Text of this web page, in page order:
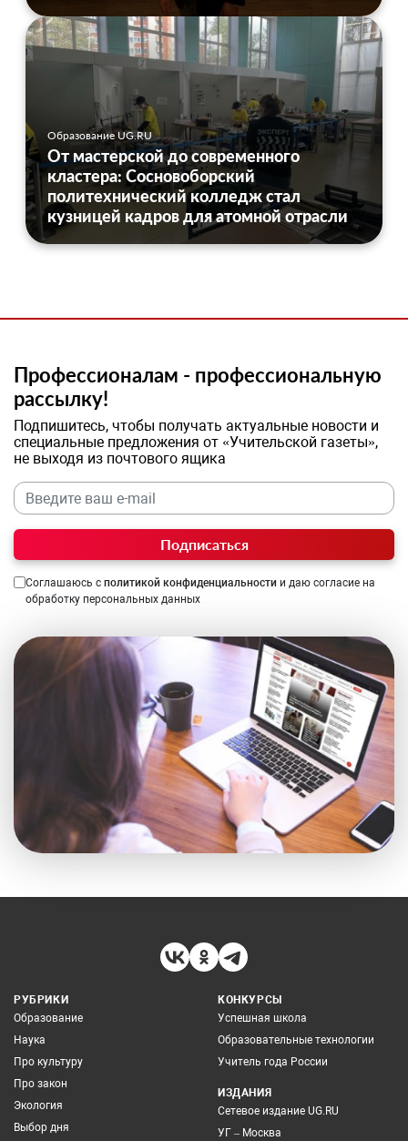
Образование UG.RU
От мастерской до современного
кластера: Сосновоборский
политехнический колледж стал
кузницей кадров для атомной отрасли
Профессионалам - профессиональную
рассылку!
Подпишитесь, чтобы получать актуальные новости и
специальные предложения от «Учительской газеты»,
не выходя из почтового ящика
Подписаться
Соглашаюсь с политикой конфиденциальности и даю согласие на
обработку персональных данных
РУБРИКИ
Образование
Наука
Про культуру
Про закон
Экология
Выбор дня
КОНКУРСЫ
Успешная школа
Образовательные технологии
Учитель года России
ИЗДАНИЯ
Сетевое издание UG.RU
УГ – Москва